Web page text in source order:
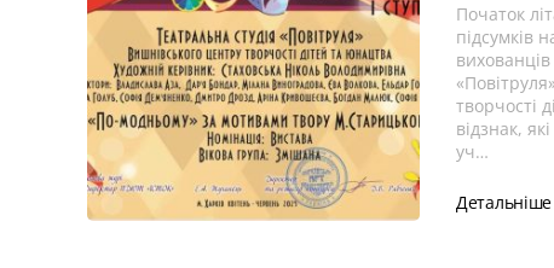
Початок
підсумків
творчості
відзнак,
уч…
Детальніше